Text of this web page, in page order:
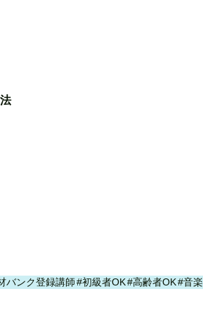
バンク登録講師#初級者OK#高齢者OK#音楽